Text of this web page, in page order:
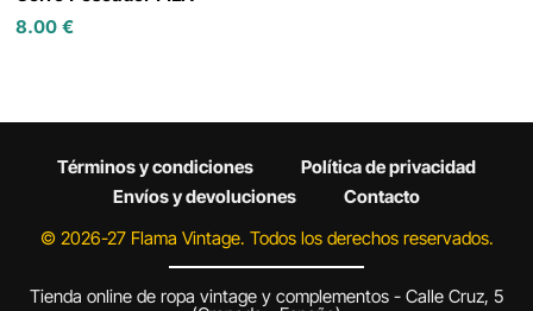
8.00€
Términos y condiciones
Política de privacidad
Envíos y devoluciones
Contacto
© 2026-27 Flama Vintage. Todos los derechos reservados.
Tienda online de ropa vintage y complementos - Calle Cruz, 5